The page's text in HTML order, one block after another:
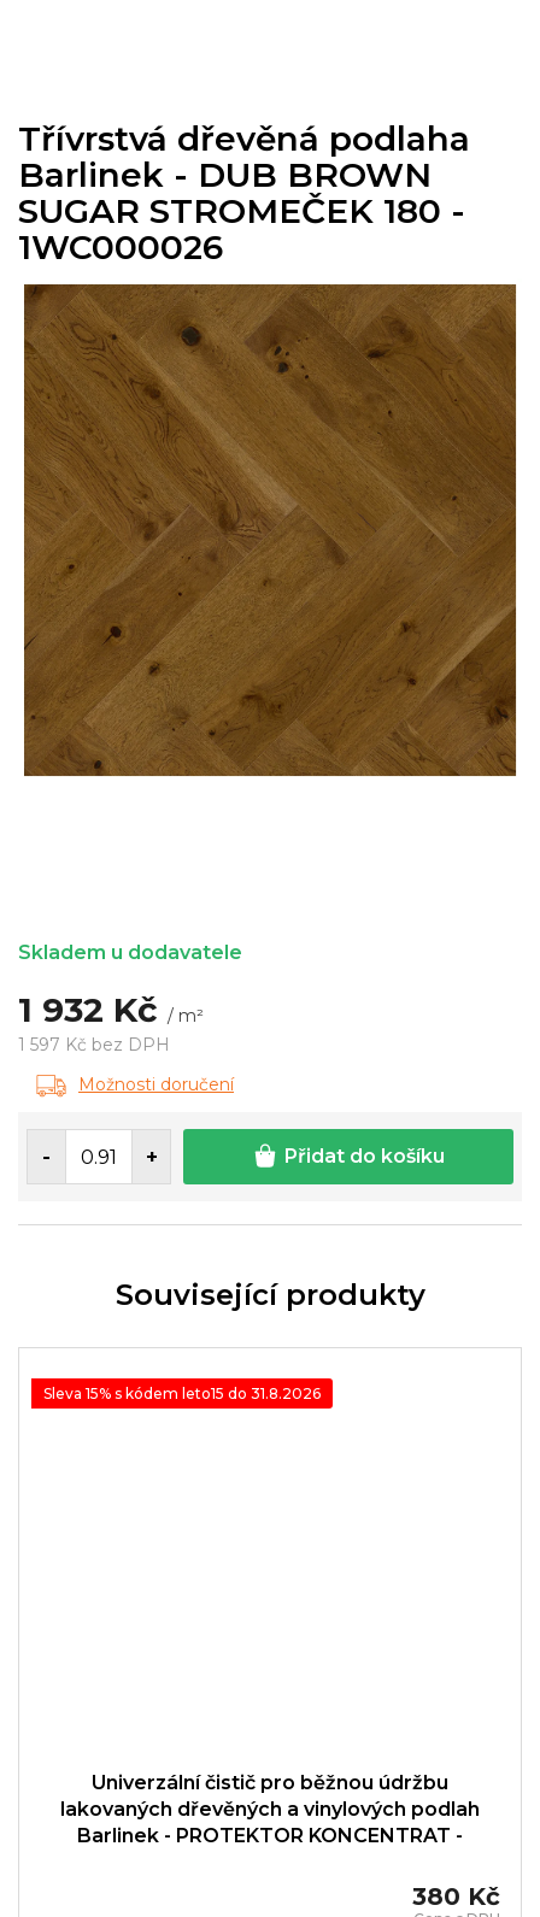
Třívrstvá dřevěná podlaha
Barlinek - DUB BROWN
SUGAR STROMEČEK 180 -
1WC000026
1 932 Kč / m²
1 597 Kč bez DPH
Měrná
cena:
Skladem u dodavatele
Možnosti doručení
Přidat do košíku
Související produkty
Sleva 15% s kódem leto15 do 31.8.2026
Univerzální čistič pro běžnou údržbu
lakovaných dřevěných a vinylových podlah
Barlinek - PROTEKTOR KONCENTRAT -
380 Kč